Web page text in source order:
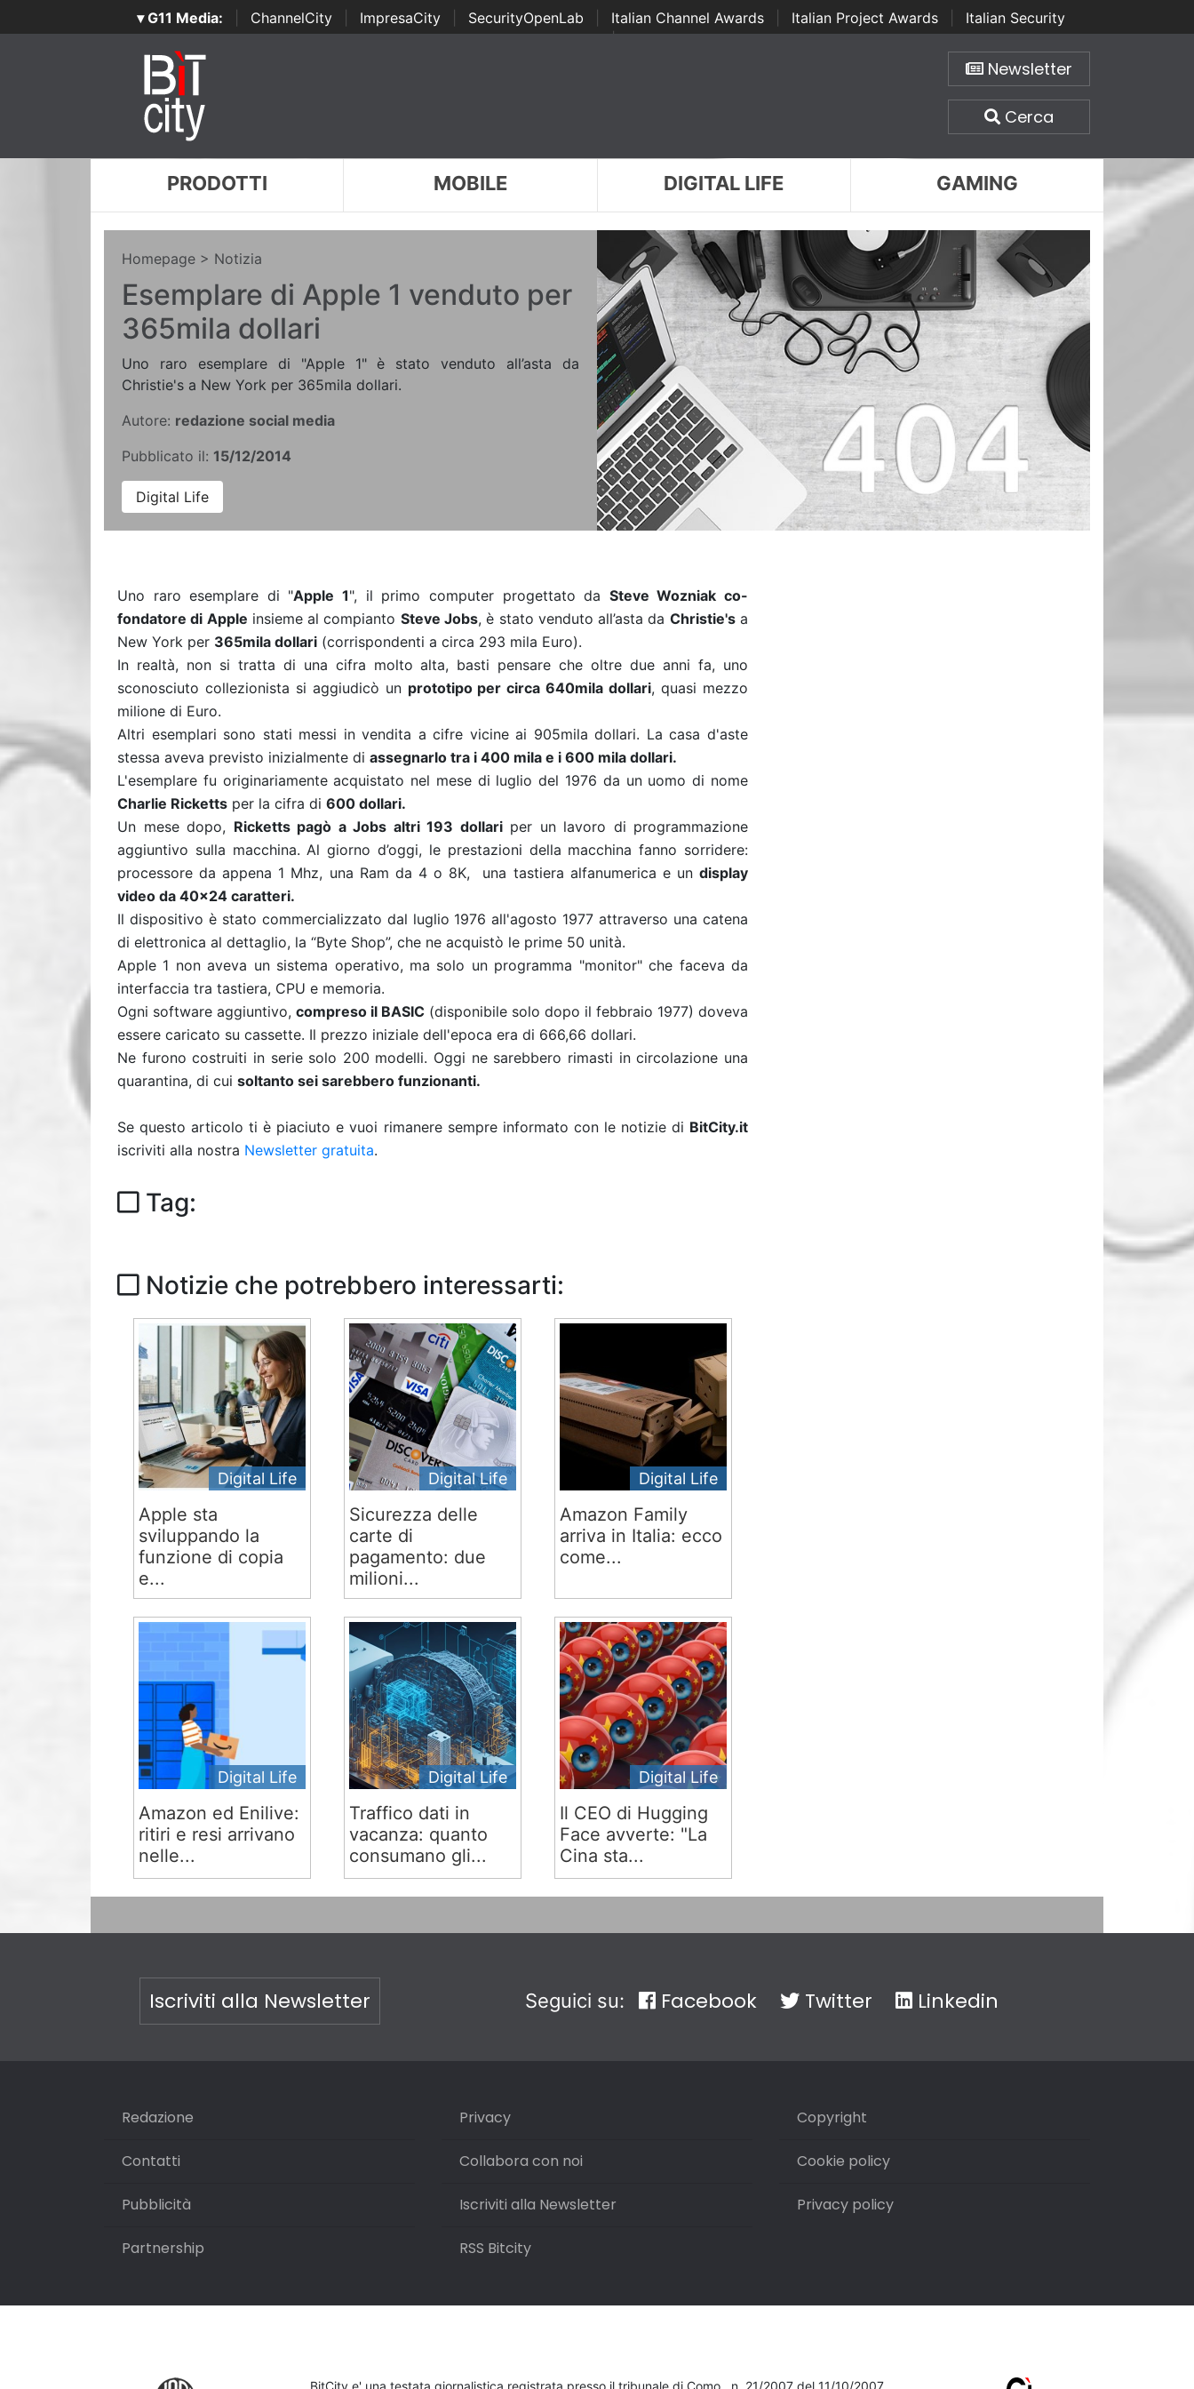
▾ G11 Media: ChannelCity ImpresaCity SecurityOpenLab Italian Channel Awards Italian Project Awards
Italian Security
Awards | ...
Newsletter
Cerca
PRODOTTI MOBILE DIGITAL LIFE GAMING
Homepage > Notizia
Esemplare di Apple 1 venduto per
365mila dollari
Uno raro esemplare di "Apple 1" è stato venduto all’asta da
Christie's a New York per 365mila dollari.
Autore: redazione social media
Pubblicato il: 15/12/2014
Digital Life
Uno raro esemplare di "Apple 1", il primo computer progettato da Steve Wozniak co-
fondatore di Apple insieme al compianto Steve Jobs, è stato venduto all’asta da Christie'sa
New York per 365mila dollari (corrispondenti a circa 293 mila Euro).
In realtà, non si tratta di una cifra molto alta, basti pensare che oltre due anni fa, uno
sconosciuto collezionista si aggiudicò un prototipo per circa 640mila dollari, quasi mezzo
milione di Euro.
Altri esemplari sono stati messi in vendita a cifre vicine ai 905mila dollari. La casa d'aste
stessa aveva previsto inizialmente di assegnarlo tra i 400 mila e i 600 mila dollari.
L'esemplare fu originariamente acquistato nel mese di luglio del 1976 da un uomo di nome
Charlie Ricketts per la cifra di 600 dollari.
Un mese dopo, Ricketts pagò a Jobs altri 193 dollariper un lavoro di programmazione
aggiuntivo sulla macchina. Al giorno d’oggi, le prestazioni della macchina fanno sorridere:
processore da appena 1 Mhz, una Ram da 4 o 8K, una tastiera alfanumerica e un display
video da 40×24 caratteri.
Il dispositivo è stato commercializzato dal luglio 1976 all'agosto 1977 attraverso una catena
di elettronica al dettaglio, la “Byte Shop”, che ne acquistò le prime 50 unità.
Apple 1 non aveva un sistema operativo, ma solo un programma "monitor" che faceva da
interfaccia tra tastiera, CPU e memoria.
Ogni software aggiuntivo, compreso il BASIC (disponibile solo dopo il febbraio 1977) doveva
essere caricato su cassette. Il prezzo iniziale dell'epoca era di 666,66 dollari.
Ne furono costruiti in serie solo 200 modelli. Oggi ne sarebbero rimasti in circolazione una
quarantina, di cui soltanto sei sarebbero funzionanti.
Se questo articolo ti è piaciuto e vuoi rimanere sempre informato con le notizie di BitCity.it
iscriviti alla nostra Newsletter gratuita.
Tag:
Notizie che potrebbero interessarti:
Digital Life
Apple sta
sviluppando la
funzione di copia
e...
Digital Life
Sicurezza delle
carte di
pagamento: due
milioni...
Digital Life
Amazon Family
arriva in Italia: ecco
come...
Digital Life
Amazon ed Enilive:
ritiri e resi arrivano
nelle...
Digital Life
Traffico dati in
vacanza: quanto
consumano gli...
Digital Life
Il CEO di Hugging
Face avverte: "La
Cina sta...
Iscriviti alla Newsletter Seguici su: Facebook Twitter Linkedin
Redazione
Contatti
Pubblicità
Partnership
Privacy
Collabora con noi
Iscriviti alla Newsletter
RSS Bitcity
Copyright
Cookie policy
Privacy policy
BitCity e' una testata giornalistica registrata presso il tribunale di Como , n. 21/2007 del 11/10/2007